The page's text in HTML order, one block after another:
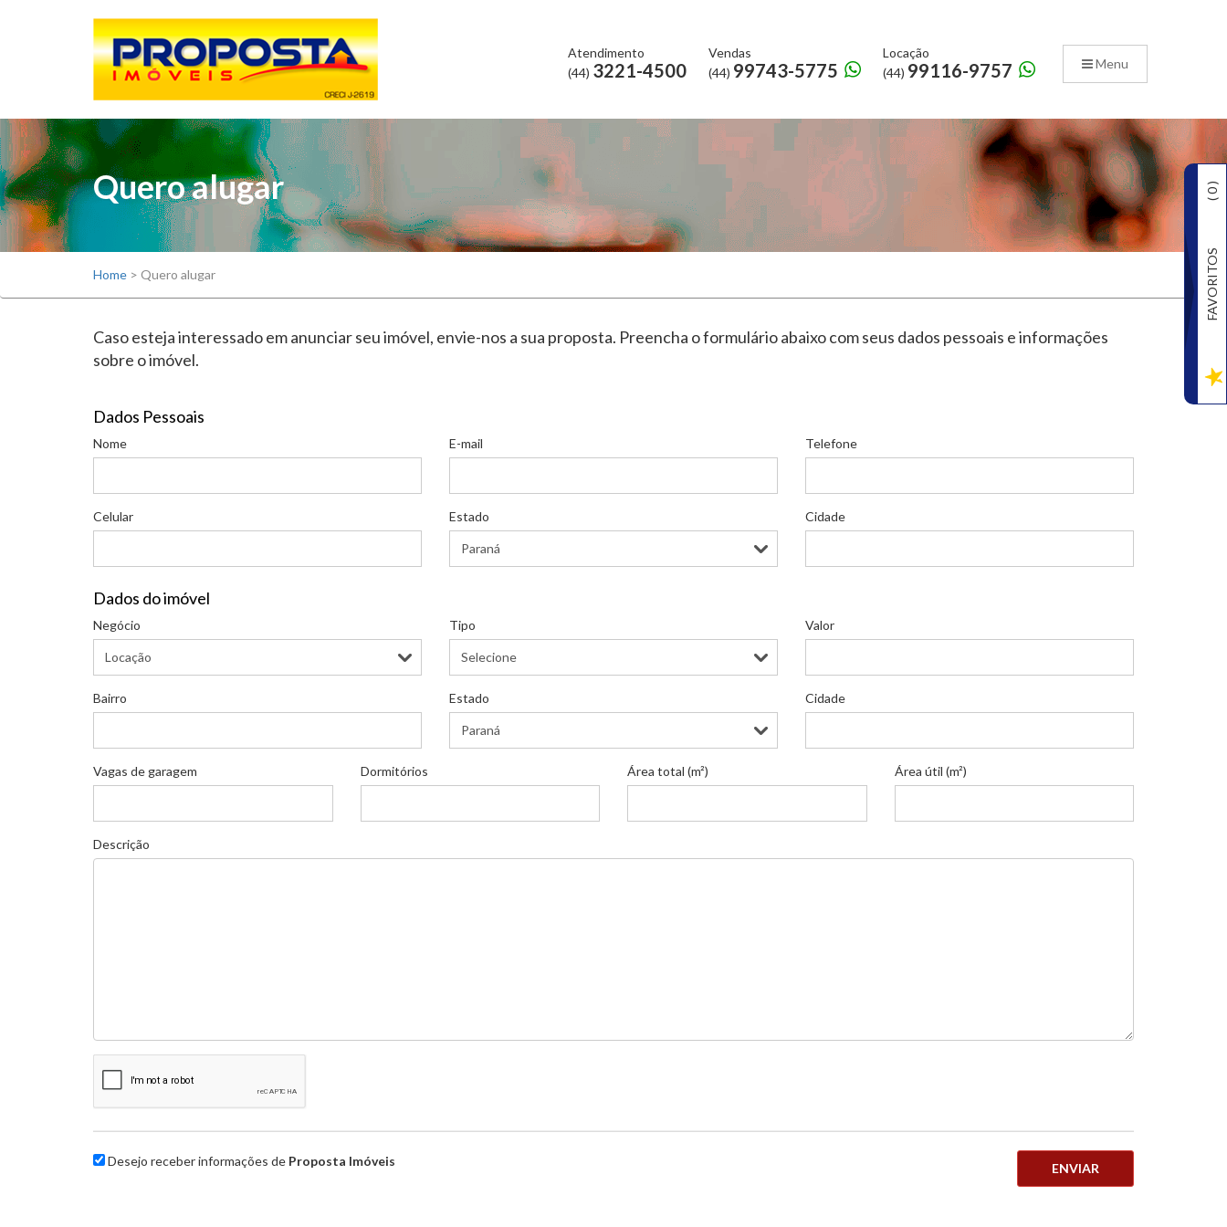
Menu
Atendimento
(44) 3221-4500
Vendas
(44) 99743-5775
Locação
(44) 99116-9757
Quero alugar
Home > Quero alugar
Caso esteja interessado em anunciar seu imóvel, envie-nos a sua proposta. Preencha o formulário abaixo com seus dados pessoais e informações
sobre o imóvel.
Dados Pessoais
Nome E-mail Telefone
Celular Estado Cidade
Dados do imóvel
Negócio Tipo Valor
Bairro Estado Cidade
Vagas de garagem Dormitórios Área total (m²) Área útil (m²)
Descrição
Desejo receber informações de Proposta Imóveis ENVIAR
FAVORITOS
(
0
)